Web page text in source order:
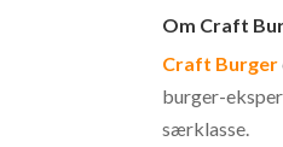
Om Craft
Craft Burger
burger-
særklasse.